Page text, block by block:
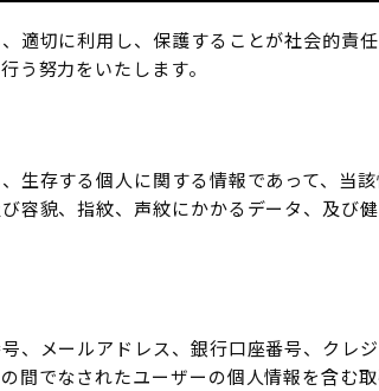
切に利用し、保護することが社会的責
う努力をいたします。
生存する個人に関する情報であって、当
容貌、指紋、声紋にかかるデータ、及び
、メールアドレス、銀行口座番号、クレ
間でなされたユーザーの個人情報を含む